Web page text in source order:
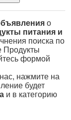
о
питания и
поиска по
Продукты
формой
нажмите на
будет
и в категорию